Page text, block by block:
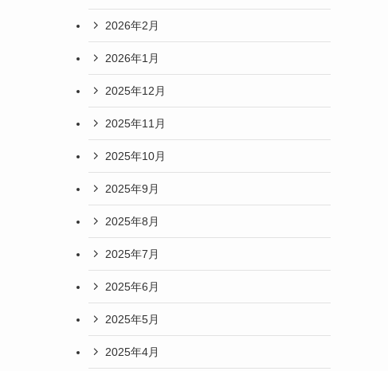
2026年2月
2026年1月
2025年12月
2025年11月
2025年10月
2025年9月
2025年8月
2025年7月
2025年6月
2025年5月
2025年4月